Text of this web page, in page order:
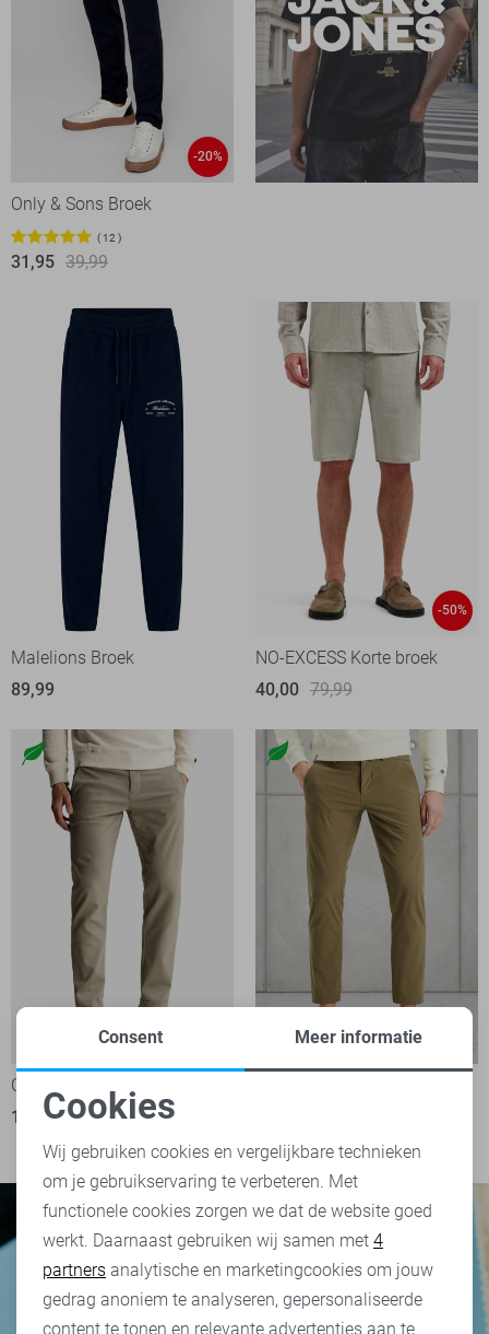
-20%
Only & Sons Broek
12
31,95 39,99
Malelions Broek
89,99
-50%
NO-EXCESS Korte broek
40,00 79,99
Cast Iron Broek
139,99
72,00 119,99
Noodzakelijke cookies
Personalisatie cookies
Analytische cookies
Marketing cookies
Consent Meer informatie
Cookies
Wij gebruiken cookies en vergelijkbare technieken
om je gebruikservaring te verbeteren. Met
functionele cookies zorgen we dat de website goed
werkt. Daarnaast gebruiken wij samen met 4
partners analytische en marketingcookies om jouw
gedrag anoniem te analyseren, gepersonaliseerde
content te tonen en relevante advertenties aan te